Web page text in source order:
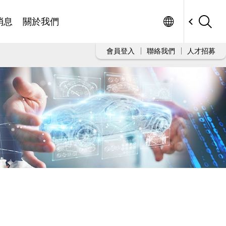
息 關於我們
會員登入 聯絡我們 人才招募